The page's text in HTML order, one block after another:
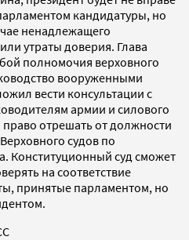
кандидатуры, но
ненадлежащего
утраты доверия. Глава
полномочия верховного
вооруженными
вести консультации с
армии и силового
отрешать от должности
судов по
Конституционный суд сможет
на соответствие
принятые парламентом, но